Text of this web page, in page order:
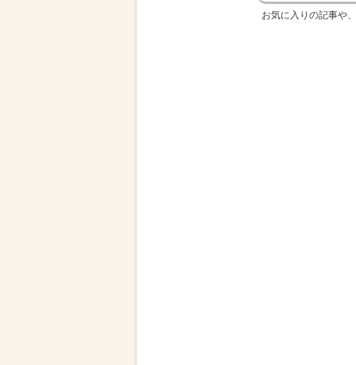
お気に入りの記事や